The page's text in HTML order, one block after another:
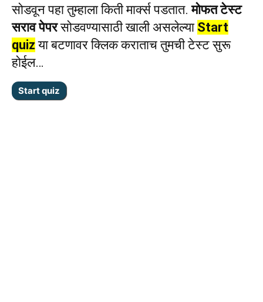
सोडवून पहा तुम्हाला किती मार्क्स पडतात.मोफत टेस्ट
सराव पेपरसोडवण्यासाठी खाली असलेल्या Start
quiz या बटणावर क्लिक कराताच तुमची टेस्ट सुरू
होईल…